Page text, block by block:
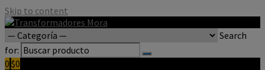
Skip to content
Search
for:
0 $0